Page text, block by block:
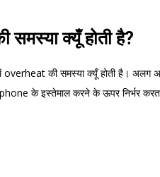
क्यूँ होती है?
की समस्या क्यूँ होती है।
phone के इस्तेमाल करने के ऊपर निर्भर